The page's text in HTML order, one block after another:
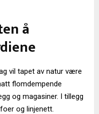
å
vil tapet av natur være
flomdempende
og magasiner. I tillegg
og linjenett.